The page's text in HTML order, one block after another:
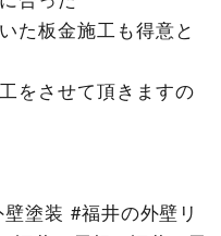
た板金施工も得意と
をさせて頂きますの
塗装 #福井の外壁リ